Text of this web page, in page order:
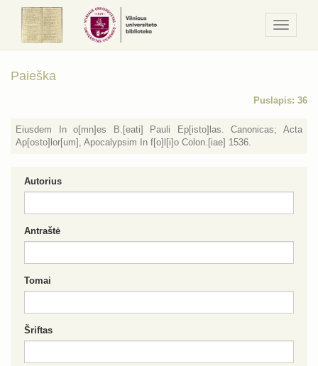
/
Meniu
Paieška
Puslapis: 36
Eiusdem In o[mn]es B.[eati] Pauli Ep[isto]las. Canonicas; Acta
Ap[osto]lor[um], Apocalypsim In f[o]l[i]o Colon.[iae] 1536.
Autorius
Antraštė
Tomai
Šriftas